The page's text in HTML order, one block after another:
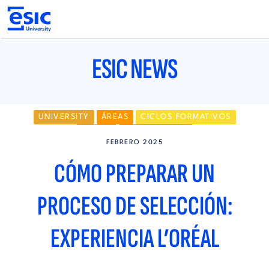
Pasar
contenido
ESIC NEWS
UNIVERSITY ÁREAS
CICLOS FORMATIVOS
FEBRERO 2025
CÓMO PREPARAR UN
PROCESO DE SELECCIÓN:
EXPERIENCIA L’ORÉAL